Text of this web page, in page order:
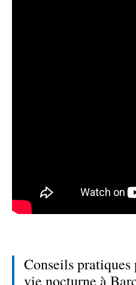
Conseils
vie nocturne à